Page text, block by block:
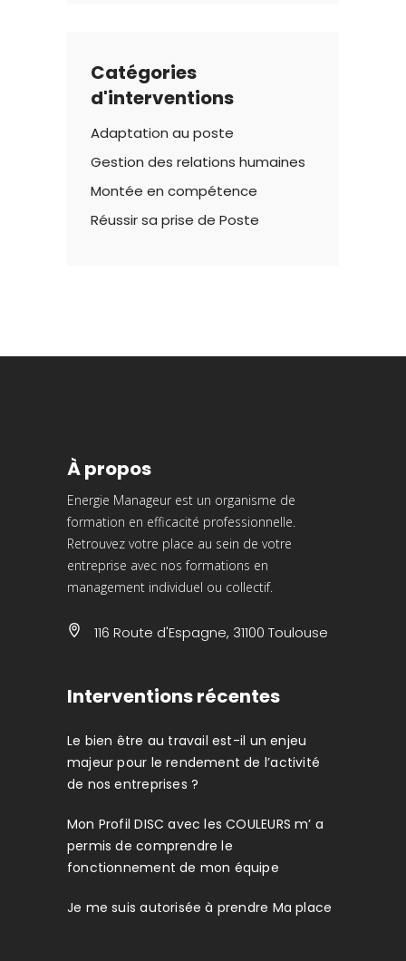
Catégories
d'interventions
Adaptation au poste
Gestion des relations humaines
Montée en compétence
Réussir sa prise de Poste
À propos
Energie Manageur est un organisme de
formation en efficacité professionnelle.
Retrouvez votre place au sein de votre
entreprise avec nos formations en
management individuel ou collectif.
116 Route d'Espagne, 31100 Toulouse
Interventions récentes
Le bien être au travail est-il un enjeu
majeur pour le rendement de l’activité
de nos entreprises ?
Mon Profil DISC avec les COULEURS m’ a
permis de comprendre le
fonctionnement de mon équipe
Je me suis autorisée à prendre Ma place